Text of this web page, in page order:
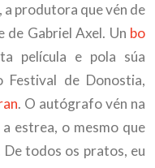
, a produtora que vén de
de Gabriel Axel. Un bo
película e pola súa
de Donostia,
. O autógrafo vén na
estrea, o mesmo que
De todos os pratos, eu